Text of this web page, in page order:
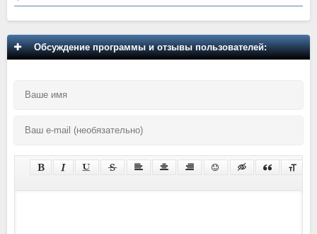
Обсуждение программы и отзывы пользователей: